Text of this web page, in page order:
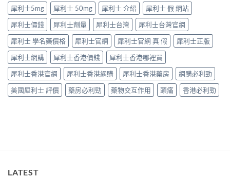
唔
係
「壞
咗」，
係
心
因
型〉
中
果
要
知！〉
中
犀利士5mg
犀利士 50mg 犀利士 介紹
犀利士 假 網站
犀利士價錢
犀利士劑量 犀利士台灣
犀利士台灣官網
犀利士 學名藥價格
犀利士官網 犀利士官網 真 假
犀利士正版
犀利士網購
犀利士香港價錢
犀利士香港哪裡買
犀利士香港官網
犀利士香港網購 犀利士香港藥房
網購必利勁
美國犀利士 評價
藥房必利勁 藥物交互作用 頭痛 香港必利勁
LATEST